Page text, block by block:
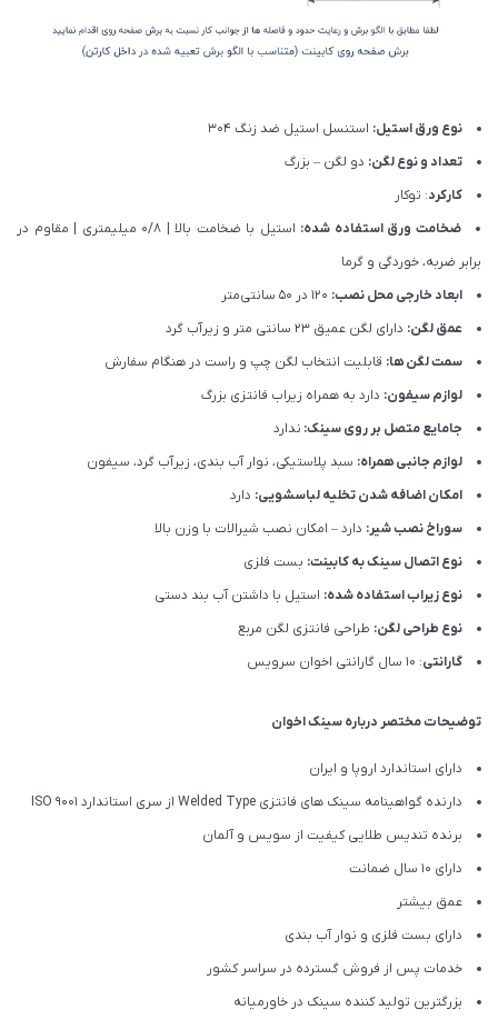
نوع ورق استیل: استنسل استیل ضد زنگ 304
تعداد و نوع لگن: دو لگن – بزرگ
کارکرد: توکار
ضخامت ورق استفاده شده:
استیل با ضخامت بالا | 0/8 میلیمتری | مقاوم در
برابر ضربه، خوردگی و گرما
ابعاد خارجی محل نصب:
عمق لگن: دارای لگن عمیق 23 سانتی متر و زیرآب گرد
سمت لگن ها: قابلیت انتخاب لگن چپ و راست در هنگام سفارش
لوازم سیفون: دارد به همراه زیراب فانتزی بزرگ
جامایع متصل بر روی سینک: ندارد
لوازم جانبی همراه: سبد پلاستیکی، نوار آب بندی، زیرآب گرد، سیفون
امکان اضافه شدن تخلیه لباسشویی: دارد
سوراخ نصب شیر: دارد – امکان نصب شیرالات با وزن بالا
نوع اتصال سینک به کابینت: بست فلزی
نوع زیراب استفاده شده: استیل با داشتن آب بند دستی
نوع طراحی لگن: طراحی فانتزی لگن مربع
گارانتی: 10 سال گارانتی اخوان سرویس
توضیحات مختصر درباره سینک اخوان
دارای استاندارد اروپا و ایران
دارنده گواهینامه سینک های فانتزی Welded Type از سری استاندارد ISO 9001
برنده تندیس طلایی کیفیت از سویس و آلمان
دارای ۱۰ سال ضمانت
عمق بیشتر
دارای بست فلزی و نوار آب بندی
خدمات پس از فروش گسترده در سراسر کشور
بزرگترین تولید کننده سینک در خاورمیانه